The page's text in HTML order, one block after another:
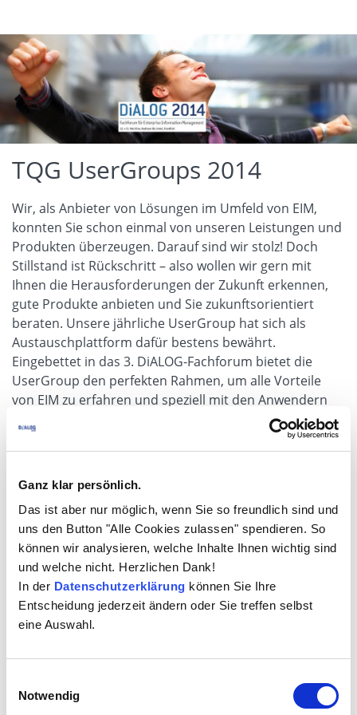
Ganz klar persönlich.
Das ist aber nur möglich, wenn Sie so freundlich sind und
uns den Button "Alle Cookies zulassen" spendieren. So
können wir analysieren, welche Inhalte Ihnen wichtig sind
und welche nicht. Herzlichen Dank!
In der Datenschutzerklärung können Sie Ihre
Entscheidung jederzeit ändern oder Sie treffen selbst
eine Auswahl.
Notwendig
TQG UserGroups 2014
Wir, als Anbieter von Lösungen im Umfeld von EIM,
konnten Sie schon einmal von unseren Leistungen und
Produkten überzeugen. Darauf sind wir stolz! Doch
Stillstand ist Rückschritt – also wollen wir gern mit
Ihnen die Herausforderungen der Zukunft erkennen,
gute Produkte anbieten und Sie zukunftsorientiert
beraten. Unsere jährliche UserGroup hat sich als
Austauschplattform dafür bestens bewährt.
Eingebettet in das 3. DiALOG-Fachforum bietet die
UserGroup den perfekten Rahmen, um alle Vorteile
von EIM zu erfahren und speziell mit den Anwendern
auszutauschen. Dafür haben wir eine interessante
Agenda zusammengestellt. Unter dem Motto TQG
„berichtet – kommunikativ – produktiv“ haben wir für
Sie Neuigkeiten, Produkt-News aber auch Platz für
Diskussion und Potenzialerkennung vorgesehen. Sie
bringen Ihre Anforderungen mit ein – TQG entwickelt
intelligente Konzepte und Lösungen, gemeinsam
gestalten wir Ihren Erfolg – dafür stehen wir Ihnen Rede
und Antwort! Ganz im Sinne: „EIM ist Kommunikation“.
Tauchen Sie parallel ein, wenn neutrale Experten,
Branchen berichten, motivieren, informieren und
rund um Vertrags- und Aktenmanagement,